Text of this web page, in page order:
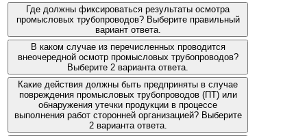
Где должны фиксироваться результаты осмотра
промысловых трубопроводов? Выберите правильный
вариант ответа.
В каком случае из перечисленных проводится
внеочередной осмотр промысловых трубопроводов?
Выберите 2 варианта ответа.
Какие действия должны быть предприняты в случае
повреждения промысловых трубопроводов (ПТ) или
обнаружения утечки продукции в процессе
выполнения работ сторонней организацией? Выберите
2 варианта ответа.